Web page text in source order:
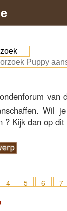
van
Wil
? Kijk dan op
4 5 6 7